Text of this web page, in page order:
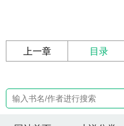
上一章 目录